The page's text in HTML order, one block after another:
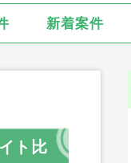
新着案件
ト比